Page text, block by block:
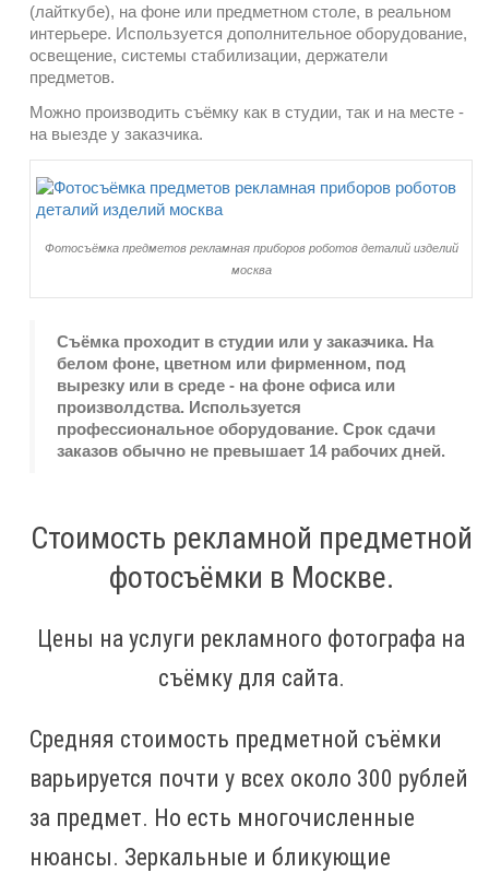
(лайткубе), на фоне или предметном столе, в реальном
интерьере. Используется дополнительное оборудование,
освещение, системы стабилизации, держатели
предметов.
Можно производить съёмку как в студии, так и на месте -
на выезде у заказчика.
Фотосъёмка предметов рекламная приборов роботов деталий изделий
москва
Съёмка проходит в студии или у заказчика. На
белом фоне, цветном или фирменном, под
вырезку или в среде - на фоне офиса или
произволдства. Используется
профессиональное оборудование. Срок сдачи
заказов обычно не превышает 14 рабочих дней.
Стоимость рекламной предметной
фотосъёмки в Москве.
Цены на услуги рекламного фотографа на
съёмку для сайта.
Средняя стоимость предметной съёмки
варьируется почти у всех около 300 рублей
за предмет. Но есть многочисленные
нюансы. Зеркальные и бликующие